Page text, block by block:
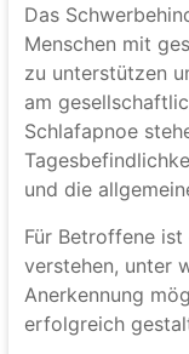
Das
Menschen mit
zu unterstützen
am
Schlafapnoe
und die
Für Betroffene
verstehen, unter
Anerkennung
erfolgreich